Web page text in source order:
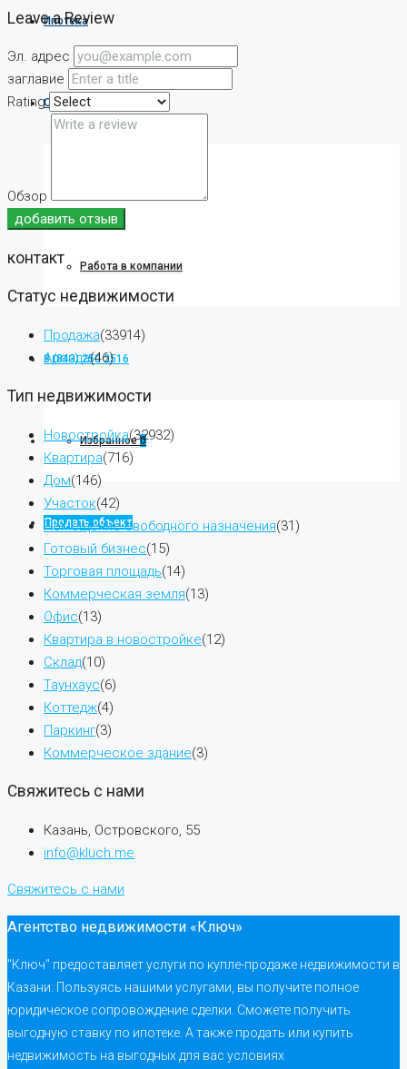
Ипотека
О компании
Работа в компании
8 (843) 250 2516
Избранное0
Продать объект
Leave a Review
Эл. адрес
заглавие
Rating
Обзор
добавить отзыв
контакт
Статус недвижимости
Продажа(33914)
Аренда(46)
Тип недвижимости
Новостройка(32932)
Квартира(716)
Дом(146)
Участок(42)
Помещение свободного назначения(31)
Готовый бизнес(15)
Торговая площадь(14)
Коммерческая земля(13)
Офис(13)
Квартира в новостройке(12)
Склад(10)
Таунхаус(6)
Коттедж(4)
Паркинг(3)
Коммерческое здание(3)
Свяжитесь с нами
Казань, Островского, 55
info@kluch.me
Свяжитесь с нами
Агентство недвижимости «Ключ»
"Ключ" предоставляет услуги по купле-продаже недвижимости в
Казани. Пользуясь нашими услугами, вы получите полное
юридическое сопровождение сделки. Сможете получить
выгодную ставку по ипотеке. А также продать или купить
недвижимость на выгодных для вас условиях